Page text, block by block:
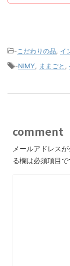
- こだわりの品
イ
-NIMY ままごと
comment
メールアドレス
る欄は必須項目で